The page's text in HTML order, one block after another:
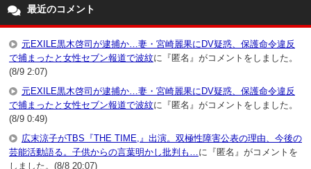
最近のコメント
元EXILE黒木啓司が逮捕か…妻・宮崎麗果にDV疑惑、保護命令違反
で捕まったと女性セブン報道で波紋に『匿名』がコメントをしました。
(8/9 2:07)
元EXILE黒木啓司が逮捕か…妻・宮崎麗果にDV疑惑、保護命令違反
で捕まったと女性セブン報道で波紋に『匿名』がコメントをしました。
(8/9 0:49)
広末涼子がTBS『THE TIME,』出演。双極性障害公表の理由、今後の
芸能活動語る。子供からの言葉明かし批判も… に『匿名』がコメントを
しました。(8/8 20:07)